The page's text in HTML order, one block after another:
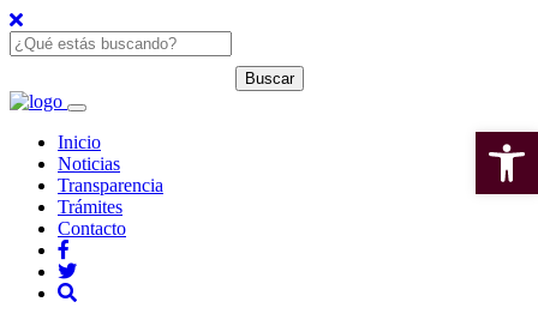
Inicio
Noticias
Transparencia
Trámites
Contacto